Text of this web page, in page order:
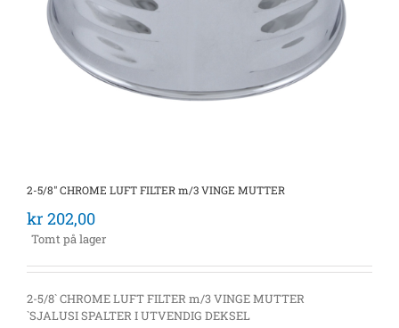
2-5/8″ CHROME LUFT FILTER m/3 VINGE MUTTER
kr 202,00
Tomt på lager
2-5/8` CHROME LUFT FILTER m/3 VINGE MUTTER
`SJALUSI SPALTER I UTVENDIG DEKSEL